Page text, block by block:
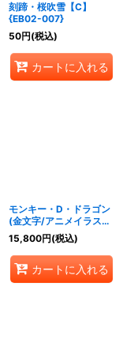
刻蹄・桜吹雪【C】
{EB02-007}
50円(税込)
カートに入れる
モンキー・D・ドラゴン
(金文字/アニメイラス
ト)【L】{OP07-001}
15,800円(税込)
カートに入れる